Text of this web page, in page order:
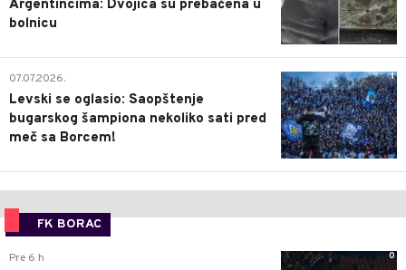
Argentincima: Dvojica su prebačena u
bolnicu
1
07.07.2026.
Levski se oglasio: Saopštenje
bugarskog šampiona nekoliko sati pred
meč sa Borcem!
FK BORAC
0
Pre 6 h